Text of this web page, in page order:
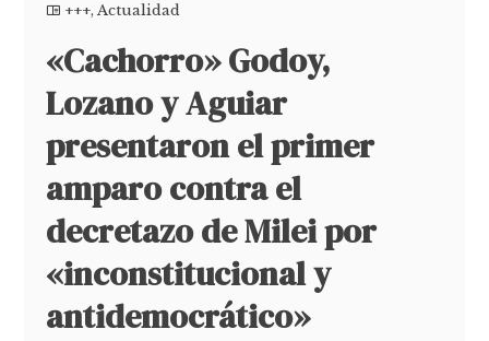
+++,Actualidad
«Cachorro» Godoy,
Lozano y Aguiar
presentaron el primer
amparo contra el
decretazo de Milei por
«inconstitucional y
antidemocrático»